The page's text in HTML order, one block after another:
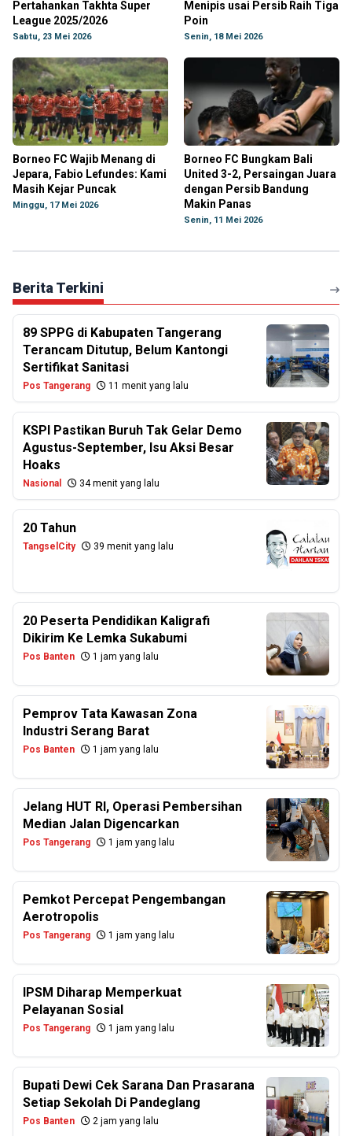
Pertahankan Takhta Super
League 2025/2026
Sabtu, 23 Mei 2026
Menipis usai Persib Raih Tiga
Poin
Senin, 18 Mei 2026
Borneo FC Wajib Menang di
Jepara, Fabio Lefundes: Kami
Masih Kejar Puncak
Minggu, 17 Mei 2026
Borneo FC Bungkam Bali
United 3-2, Persaingan Juara
dengan Persib Bandung
Makin Panas
Senin, 11 Mei 2026
Berita Terkini
89 SPPG di Kabupaten Tangerang
Terancam Ditutup, Belum Kantongi
Sertifikat Sanitasi
Pos Tangerang 11 menit yang lalu
KSPI Pastikan Buruh Tak Gelar Demo
Agustus-September, Isu Aksi Besar
Hoaks
Nasional 34 menit yang lalu
20 Tahun
TangselCity 39 menit yang lalu
20 Peserta Pendidikan Kaligrafi
Dikirim Ke Lemka Sukabumi
Pos Banten 1 jam yang lalu
Pemprov Tata Kawasan Zona
Industri Serang Barat
Pos Banten 1 jam yang lalu
Jelang HUT RI, Operasi Pembersihan
Median Jalan Digencarkan
Pos Tangerang 1 jam yang lalu
Pemkot Percepat Pengembangan
Aerotropolis
Pos Tangerang 1 jam yang lalu
IPSM Diharap Memperkuat
Pelayanan Sosial
Pos Tangerang 1 jam yang lalu
Bupati Dewi Cek Sarana Dan Prasarana
Setiap Sekolah Di Pandeglang
Pos Banten 2 jam yang lalu